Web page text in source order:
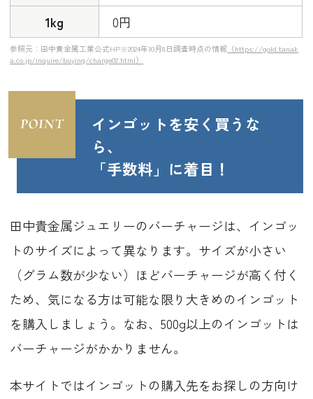
1kg
0円
参照元：田中貴金属工業公式HP※2024年10月8日調査時点の情報 （https://gold.tanak
a.co.jp/inquire/buying/charge02.html）
インゴットを安く買うな
ら、
「手数料」に着目！
田中貴金属ジュエリーのバーチャージは、インゴッ
トのサイズによって異なります。サイズが小さい
（グラム数が少ない）ほどバーチャージが高く付く
ため、気になる方は可能な限り大きめのインゴット
を購入しましょう。なお、500g以上のインゴットは
バーチャージがかかりません。
本サイトではインゴットの購入先をお探しの方向け